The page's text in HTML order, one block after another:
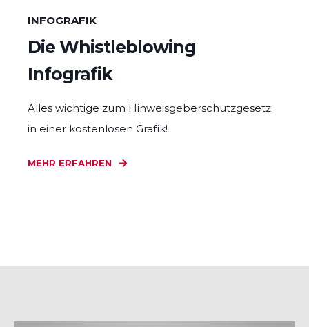
INFOGRAFIK
Die Whistleblowing
Infografik
Alles wichtige zum Hinweisgeberschutzgesetz
in einer kostenlosen Grafik!
MEHR ERFAHREN